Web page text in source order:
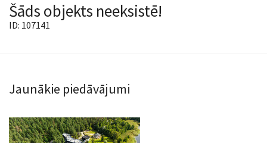
Uzņēmums
Pakalpojumi
Šāds objekts neeksistē!
ID: 107141
Jaunākie piedāvājumi